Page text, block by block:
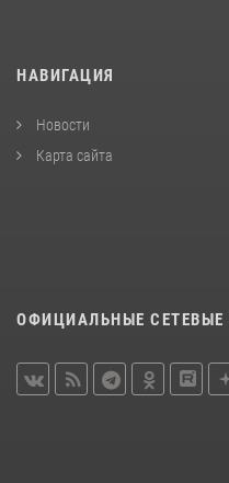
НАВИГАЦИЯ
Новости
Карта сайта
ОФИЦИАЛЬНЫЕ СЕТЕВЫЕ